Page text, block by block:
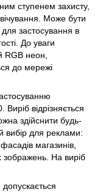
ступенем захисту,
Може бути
застосування в
До уваги
RGB неон,
до мережі
Виріб відрізняється
здійснити будь-
вибір для реклами:
магазинів,
зображень. На виріб